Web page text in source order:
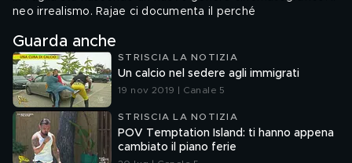
neo irrealismo. Rajae ci documenta il perché
Guarda anche
STRISCIA LA NOTIZIA
Un calcio nel sedere agli immigrati
19 nov 2019 | Canale 5
STRISCIA LA NOTIZIA
POV Temptation Island: ti hanno appena
cambiato il piano ferie